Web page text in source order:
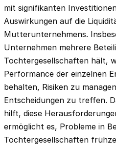
mit signifikanten
Auswirkungen auf die
Mutterunternehmens.
Unternehmen mehrere
Tochtergesellschaften hält,
Performance der einzelnen
behalten, Risiken zu
Entscheidungen zu treffen.
hilft, diese
ermöglicht es, Probleme in
Tochtergesellschaften